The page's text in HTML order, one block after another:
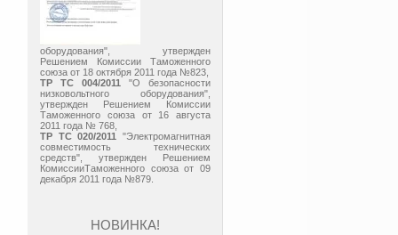
оборудования", утвержден
Решением Комиссии Таможенного
союза от 18 октября 2011 года №823,
ТР ТС 004/2011 "О безопасности
низковольтного оборудования",
утвержден Решением Комиссии
Таможенного союза от 16 августа
2011 года № 768,
ТР ТС 020/2011
"Электромагнитная
совместимость технических
средств", утвержден Решением
КомиссииТаможенного союза от 09
декабря 2011 года №879.
НОВИНКА!